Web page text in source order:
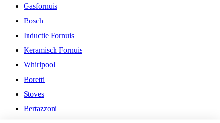
Gasfornuis
Bosch
Inductie Fornuis
Keramisch Fornuis
Whirlpool
Boretti
Stoves
Bertazzoni